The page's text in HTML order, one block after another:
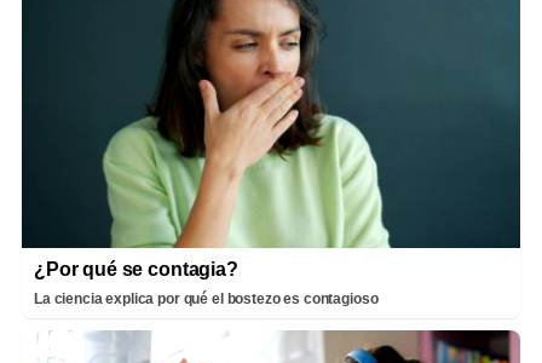
¿Por qué se contagia?
La ciencia explica por qué el bostezo es contagioso